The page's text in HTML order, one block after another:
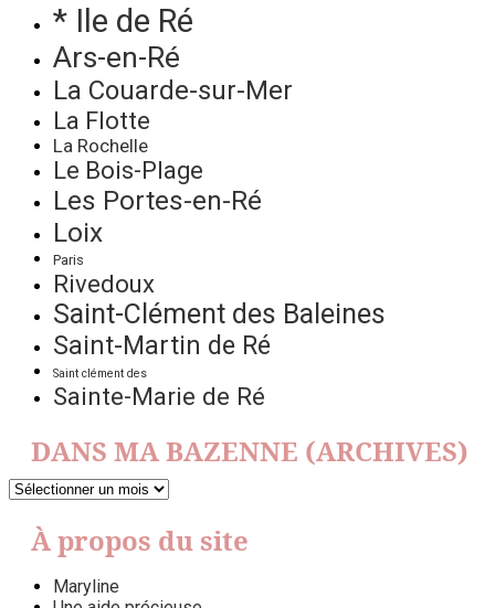
* Ile de Ré
Ars-en-Ré
La Couarde-sur-Mer
La Flotte
La Rochelle
Le Bois-Plage
Les Portes-en-Ré
Loix
Paris
Rivedoux
Saint-Clément des Baleines
Saint-Martin de Ré
Saint clément des
Sainte-Marie de Ré
DANS MA BAZENNE (ARCHIVES)
DANS
BAZENNE
(ARCHIVES)
À propos du site
Maryline